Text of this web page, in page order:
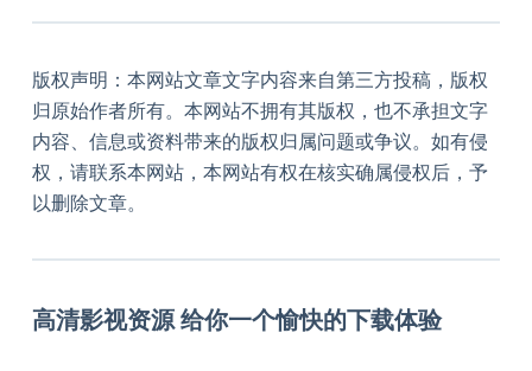
版权声明：本网站文章文字内容来自第三方投稿，版权
归原始作者所有。本网站不拥有其版权，也不承担文字
内容、信息或资料带来的版权归属问题或争议。如有侵
权，请联系本网站，本网站有权在核实确属侵权后，予
以删除文章。
高清影视资源 给你一个愉快的下载体验